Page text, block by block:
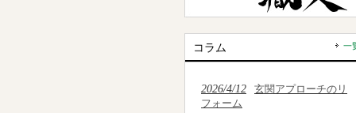
コラム 一
2026/4/12
玄関アプローチのリ
フォーム